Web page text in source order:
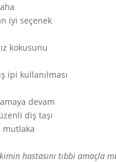
iyi seçenek
kokusunu
ipi kullanılması
devam
diş taşı
mutlaka
hastasını tıbbi amaçla